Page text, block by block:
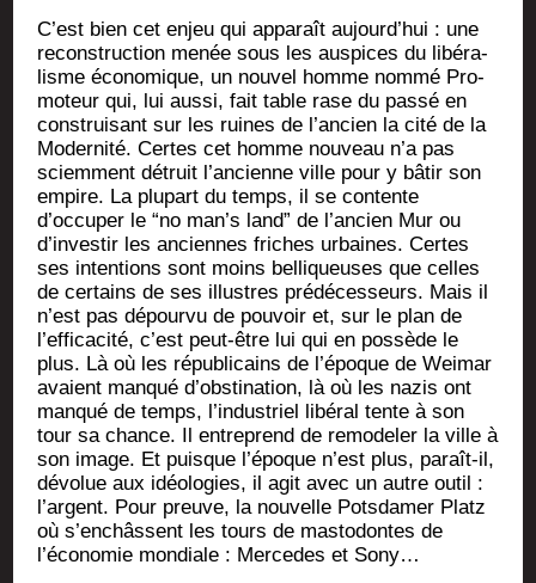
C’est bien cet enjeu qui appa­raît aujourd’hui : une
recons­truc­tion menée sous les aus­pices du libé­ra­
lisme éco­no­mique, un nou­vel homme nom­mé Pro­
mo­teur qui, lui aus­si, fait table rase du pas­sé en
construi­sant sur les ruines de l’ancien la cité de la
Moder­ni­té. Certes cet homme nou­veau n’a pas
sciem­ment détruit l’ancienne ville pour y bâtir son
empire. La plu­part du temps, il se contente
d’occuper le “no man’s land” de l’ancien Mur ou
d’investir les anciennes friches urbaines. Certes
ses inten­tions sont moins bel­li­queuses que celles
de cer­tains de ses illustres pré­dé­ces­seurs. Mais il
n’est pas dépour­vu de pou­voir et, sur le plan de
l’efficacité, c’est peut-être lui qui en pos­sède le
plus. Là où les répu­bli­cains de l’époque de Wei­mar
avaient man­qué d’obstination, là où les nazis ont
man­qué de temps, l’industriel libé­ral tente à son
tour sa chance. Il entre­prend de remo­de­ler la ville à
son image. Et puisque l’époque n’est plus, paraît-il,
dévo­lue aux idéo­lo­gies, il agit avec un autre outil :
l’argent. Pour preuve, la nou­velle Pots­da­mer Platz
où s’enchâssent les tours de mas­to­dontes de
l’économie mon­diale : Mer­cedes et Sony…